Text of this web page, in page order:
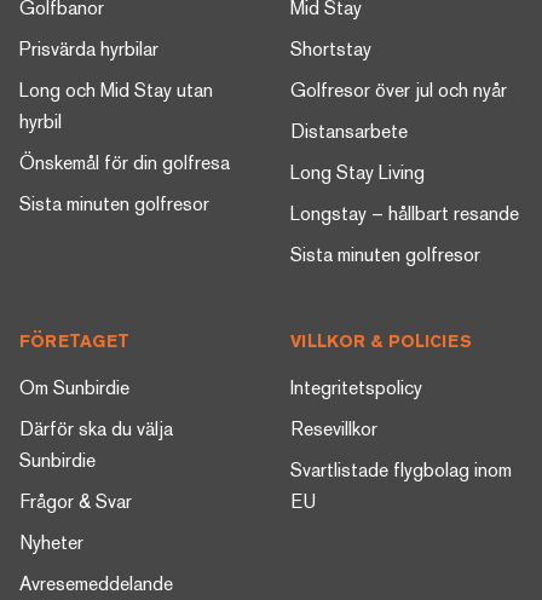
Golfbanor
Prisvärda hyrbilar
Long och Mid Stay utan
hyrbil
Önskemål för din golfresa
Sista minuten golfresor
Mid Stay
Shortstay
Golfresor över jul och nyår
Distansarbete
Long Stay Living
Longstay – hållbart resande
Sista minuten golfresor
FÖRETAGET
Om Sunbirdie
Därför ska du välja
Sunbirdie
Frågor & Svar
Nyheter
Avresemeddelande
VILLKOR & POLICIES
Integritetspolicy
Resevillkor
Svartlistade flygbolag inom
EU